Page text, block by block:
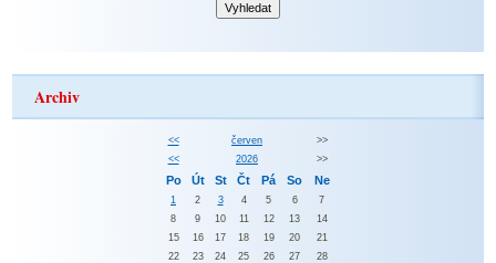
Archiv
<< červen
>>
<<
2026 >>
Po Út St Čt Pá So Ne
1 2 3 4 5 6
7
8
9 10 11 12 13
14
15
16 17 18 19 20
21
22
23 24 25 26 27 28